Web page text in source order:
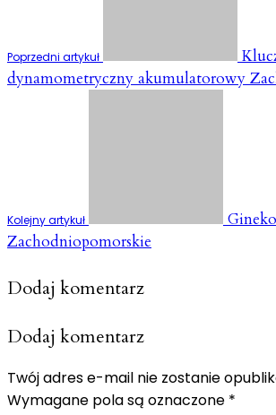
Poprzedni artykuł
dynamometryczny akumulatorowy
Kolejny artykuł
Zachodniopomorskie
Dodaj komentarz
Dodaj komentarz
Twój adres e-mail nie zostanie
Wymagane pola są oznaczone *